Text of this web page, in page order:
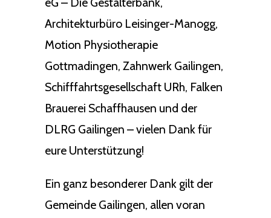
Architekturbüro Leisinger-Manogg,
Motion Physiotherapie
Gottmadingen, Zahnwerk Gailingen,
Schifffahrtsgesellschaft URh, Falken
Brauerei Schaffhausen und der
DLRG Gailingen – vielen Dank für
eure Unterstützung!
Ein ganz besonderer Dank gilt der
Gemeinde Gailingen, allen voran